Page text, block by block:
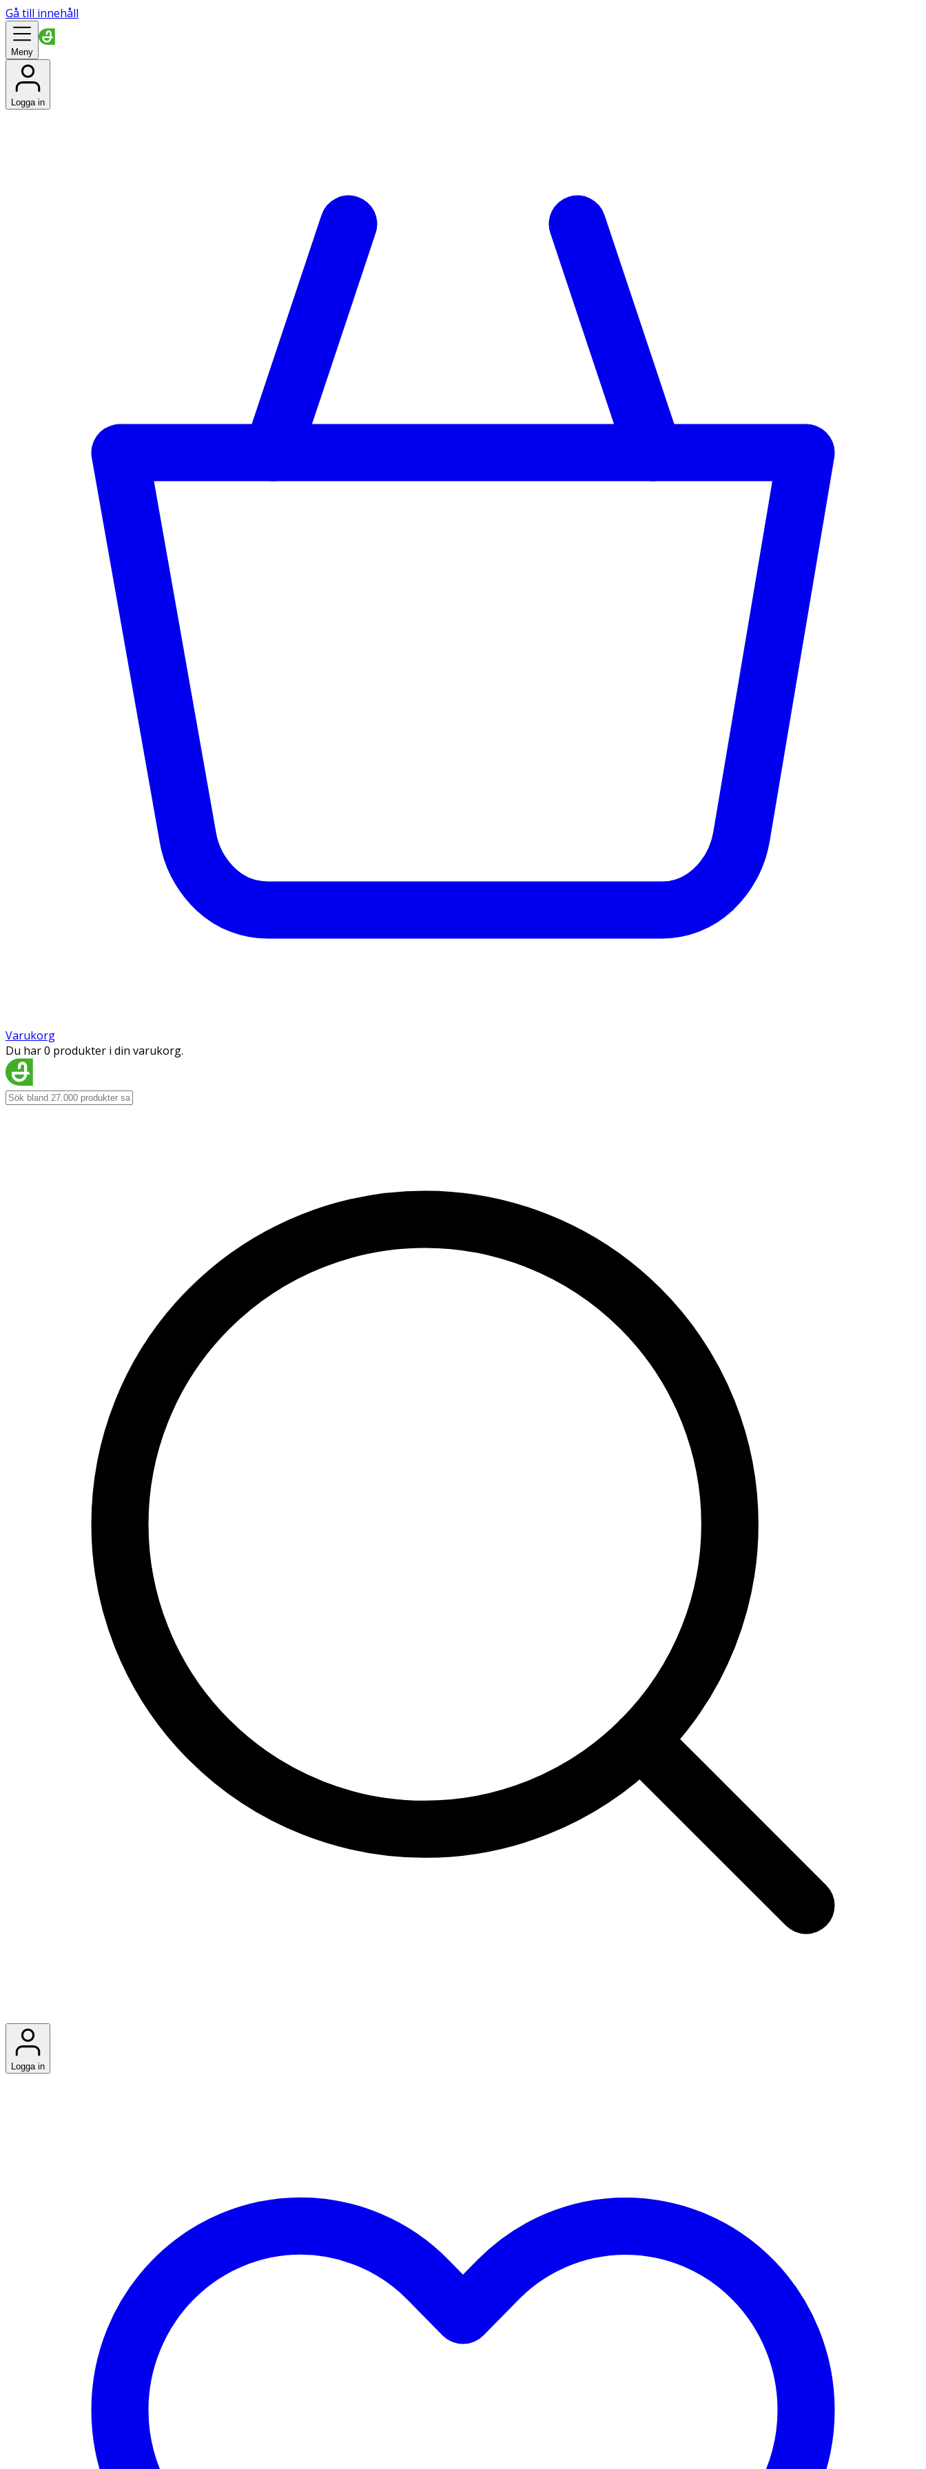
Gå till innehåll
Meny
Logga in
Varukorg
Du har 0 produkter i din varukorg.
Logga in